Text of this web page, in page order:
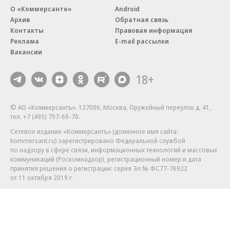
О «Коммерсанте»
Архив
Контакты
Реклама
Вакансии
Android
Обратная связь
Правовая информация
E-mail рассылки
18+
© АО «Коммерсантъ». 127006, Москва, Оружейный переулок д. 41,
тел. +7 (495) 797-69-70.
Сетевое издание «Коммерсантъ» (доменное имя сайта:
kommersant.ru) зарегистрировано Федеральной службой
по надзору в сфере связи, информационных технологий и массовых
коммуникаций (Роскомнадзор), регистрационный номер и дата
принятия решения о регистрации: серия Эл № ФС77-76922
от 11 октября 2019 г.